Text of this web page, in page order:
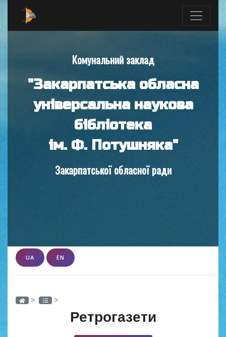
Комунальний заклад
"Закарпатська обласна
універсальна наукова
бібліотека
ім. Ф. Потушняка"
Закарпатської обласної ради
UA EN
> >
Ретрогазети